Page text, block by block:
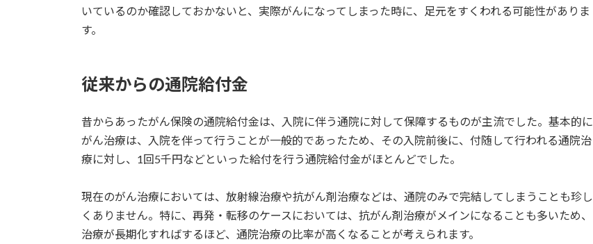
いているのか確認しておかないと、実際がんになってしまった時に、足元をすくわれる可能性がありま
す。
従来からの通院給付金
昔からあったがん保険の通院給付金は、入院に伴う通院に対して保障するものが主流でした。基本的に
がん治療は、入院を伴って行うことが一般的であったため、その入院前後に、付随して行われる通院治
療に対し、1回5千円などといった給付を行う通院給付金がほとんどでした。
現在のがん治療においては、放射線治療や抗がん剤治療などは、通院のみで完結してしまうことも珍し
くありません。特に、再発・転移のケースにおいては、抗がん剤治療がメインになることも多いため、
治療が長期化すればするほど、通院治療の比率が高くなることが考えられます。